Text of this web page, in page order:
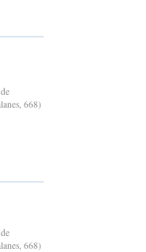
668)
668)